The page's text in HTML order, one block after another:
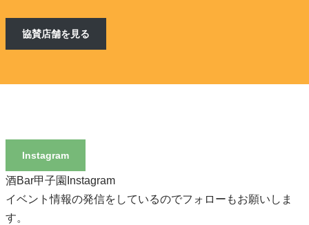
協賛店舗を見る
Instagram
酒Bar甲子園Instagram
イベント情報の発信をしているのでフォローもお願いしま
す。